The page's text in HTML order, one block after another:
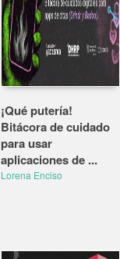
¡Qué putería!
Bitácora de cuidado
para usar
aplicaciones de ...
Lorena Enciso